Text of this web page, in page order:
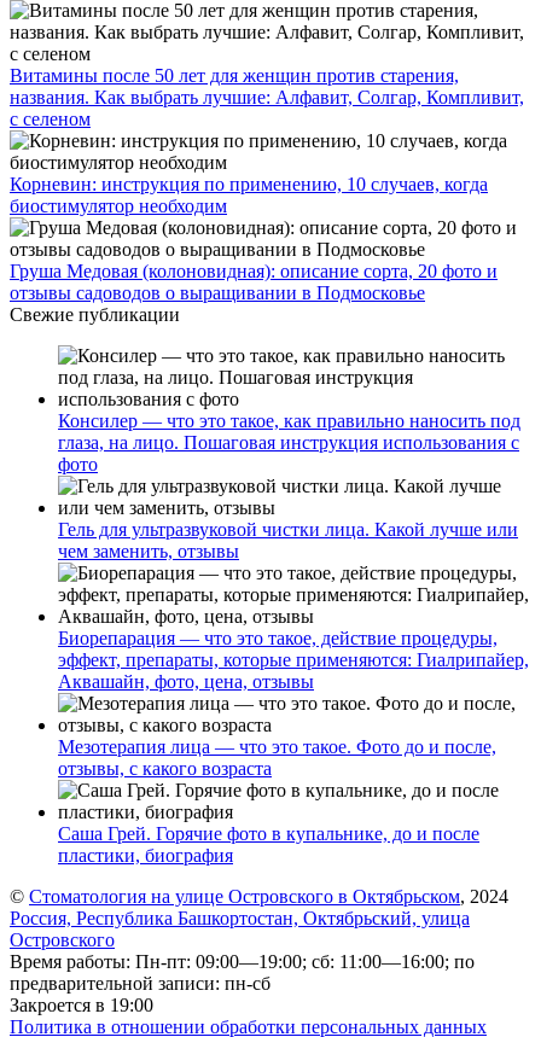
Витамины после 50 лет для женщин против старения,
названия. Как выбрать лучшие: Алфавит, Солгар, Компливит,
с селеном
Корневин: инструкция по применению, 10 случаев, когда
биостимулятор необходим
Груша Медовая (колоновидная): описание сорта, 20 фото и
отзывы садоводов о выращивании в Подмосковье
Свежие публикации
Консилер — что это такое, как правильно наносить под
глаза, на лицо. Пошаговая инструкция использования с
фото
Гель для ультразвуковой чистки лица. Какой лучше или
чем заменить, отзывы
Биорепарация — что это такое, действие процедуры,
эффект, препараты, которые применяются: Гиалрипайер,
Аквашайн, фото, цена, отзывы
Мезотерапия лица — что это такое. Фото до и после,
отзывы, с какого возраста
Саша Грей. Горячие фото в купальнике, до и после
пластики, биография
© Стоматология на улице Островского в Октябрьском, 2024
Россия, Республика Башкортостан, Октябрьский, улица
Островского
Время работы: Пн-пт: 09:00—19:00; сб: 11:00—16:00; по
предварительной записи: пн-сб
Закроется в 19:00
Политика в отношении обработки персональных данных